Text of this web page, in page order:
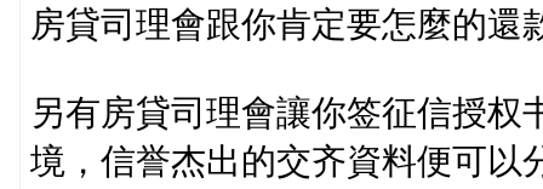
房貸司理會跟你肯定要怎麼的
另有房貸司理會讓你签征信授
境，信誉杰出的交齐資料便可以